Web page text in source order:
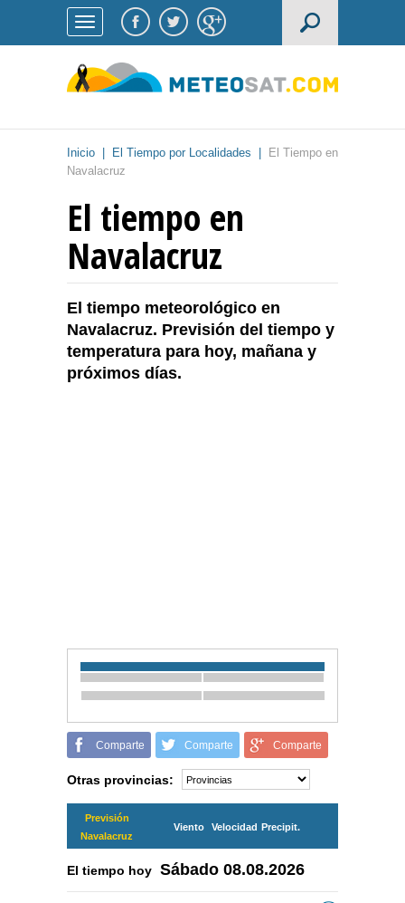
Inicio El Tiempo por Localidades
El Tiempo en
Navalacruz
El tiempo en
Navalacruz
El tiempo meteorológico en
Navalacruz. Previsión del tiempo y
temperatura para hoy, mañana y
próximos días.
Comparte Comparte Comparte
Otras provincias:
Previsión
Navalacruz
Viento Velocidad Precipit.
El tiempo hoy Sábado 08.08.2026